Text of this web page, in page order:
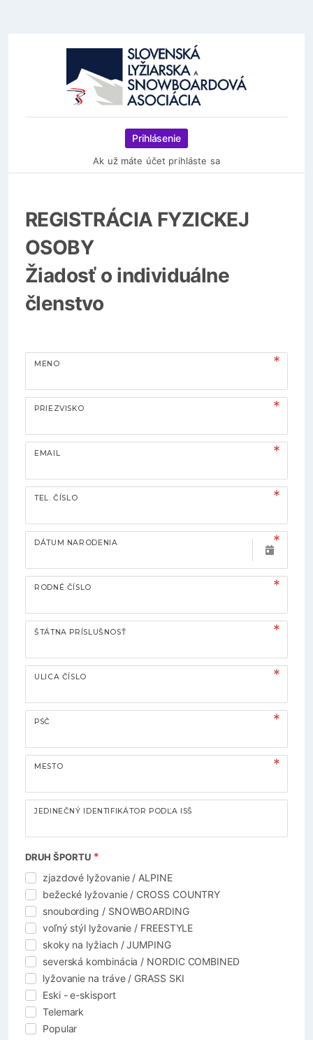
Prihlásenie
Ak už máte účet prihláste sa
REGISTRÁCIA FYZICKEJ
OSOBY
Žiadosť o individuálne
členstvo
MENO
PRIEZVISKO
EMAIL
TEL. ČÍSLO
DÁTUM NARODENIA
RODNÉ ČÍSLO
ŠTÁTNA PRÍSLUŠNOSŤ
ULICA ČÍSLO
PSČ
MESTO
JEDINEČNÝ IDENTIFIKÁTOR PODĽA ISŠ
DRUH ŠPORTU
zjazdové lyžovanie / ALPINE
bežecké lyžovanie / CROSS COUNTRY
snoubording / SNOWBOARDING
voľný stýl lyžovanie / FREESTYLE
skoky na lyžiach / JUMPING
severská kombinácia / NORDIC COMBINED
lyžovanie na tráve / GRASS SKI
Eski - e-skisport
Telemark
Popular